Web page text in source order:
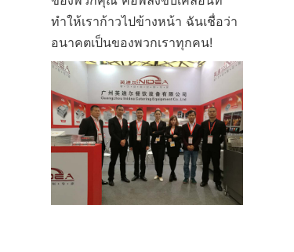
ทำให้เราก้าวไปข้างหน้า ฉันเชื่อว่า
อนาคตเป็นของพวกเราทุกคน!